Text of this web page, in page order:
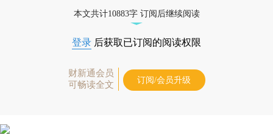
本文共计10883字 订阅后继续阅读
登录 后获取已订阅的阅读权限
财新通会员
可畅读全文
订阅/会员升级